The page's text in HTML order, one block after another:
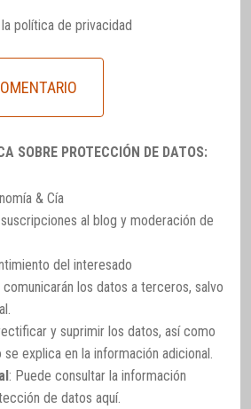
política de privacidad
SOBRE PROTECCIÓN DE DATOS:
& Cía
al blog y moderación de
del interesado
comunicarán los datos a terceros, salvo
y suprimir los datos, así como
explica en la información adicional.
: Puede consultar la información
de datos aquí.